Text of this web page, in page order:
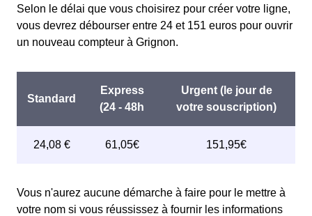
tarif est proposé par la plupart des fournisseurs
d'électricité en France et est accessible aux Grignonais
avant 1998. Elle implique deux tarifs : pendant 22 jours,
le prix de l'électricité est multiplié par quatre, tandis que
les autres jours de l'année, le prix est réduit de 20% par
Selon le délai que vous choisirez pour créer votre ligne,
vous devrez débourser entre 24 et 151 euros pour ouvrir
un nouveau compteur à Grignon.
Vous n'aurez aucune démarche à faire pour le mettre à
votre nom si vous réussissez à fournir les informations